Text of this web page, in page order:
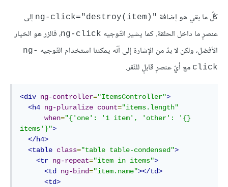
كُلّ ما بقي هو إضافة "(ng-click="destroy(item
إلى
عنصرٍ ما داخل الحلقة. كما يشير التّوجيه ng-click، فالزر هو الخيار
الأفضل، ولكن لا بدّ من الإشارة إلى أنّه يمكننا استخدام التّوجيه ng-
click مع أيّ عنصرٍ قابلٍ للنّقر.
<div ng-controller="ItemsController">
<h4 ng-pluralize count="items.length"
when="{'one': '1 item', 'other': '{}
items'}">
</h4>
<table class="table table-condensed">
<tr ng-repeat="item in items">
<td ng-bind="item.name"></td>
<td>